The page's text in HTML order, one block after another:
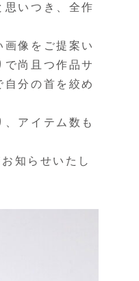
いつき、全作
像をご提案い
尚且つ作品サ
分の首を絞め
アイテム数も
知らせいたし